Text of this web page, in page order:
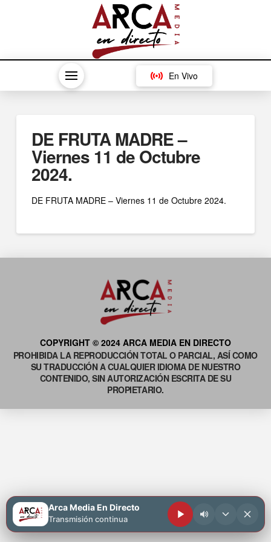
En Vivo
DE FRUTA MADRE –
Viernes 11 de Octubre
2024.
DE FRUTA MADRE – Viernes 11 de Octubre 2024.
COPYRIGHT © 2024 ARCA MEDIA EN DIRECTO
PROHIBIDA LA REPRODUCCIÓN TOTAL O PARCIAL, ASÍ COMO
SU TRADUCCIÓN A CUALQUIER IDIOMA DE NUESTRO
CONTENIDO, SIN AUTORIZACIÓN ESCRITA DE SU
PROPIETARIO.
Arca Media En Directo
Transmisión continua